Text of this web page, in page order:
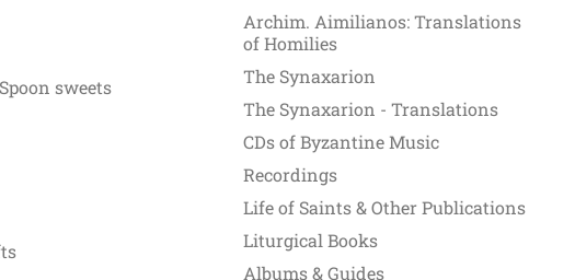
product
page
the
sweets
Archim. Aimilianos: Translations
of Homilies
The Synaxarion
The Synaxarion - Translations
CDs of Byzantine Music
Recordings
Life of Saints & Other Publications
Liturgical Books
Albums & Guides